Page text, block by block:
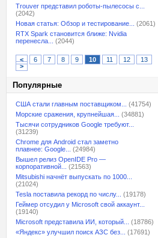
Trouver представил роботы-пылесосы с...
(2042)
Новая статья: Обзор и тестирование...
(2061)
RTX Spark становится ближе: Nvidia
перенесла...
(2044)
< 6 7 8 9 10 11 12
13
>
Популярные
США стали главным поставщиком...
(41754)
Морские сражения, крупнейшая...
(34881)
Тысячи сотрудников Google требуют...
(31239)
Chrome для Android стал заметно
плавнее: Google...
(24984)
Вышел релиз OpenIDE Pro —
корпоративной...
(21563)
Mitsubishi начнёт выпускать по 1000...
(21024)
Tesla поставила рекорд по числу...
(19178)
Геймер отсудил у Microsoft свой аккаунт...
(19140)
Microsoft представила ИИ, который...
(18786)
«Яндекс» улучшил поиск АЗС без...
(17691)